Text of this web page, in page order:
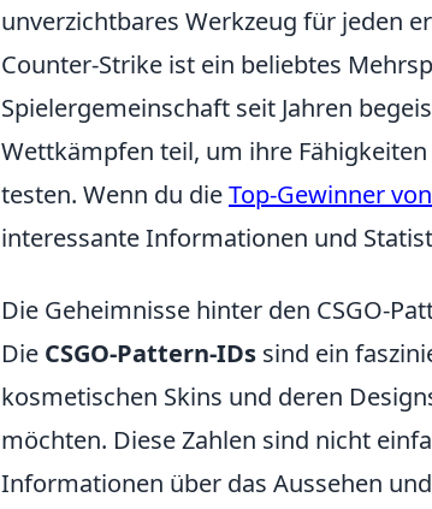
unverzichtbares Werkzeug für jeden
Counter-Strike ist ein beliebtes
Spielergemeinschaft seit Jahren
Wettkämpfen teil, um ihre
testen. Wenn du dieTop-Gewinner
interessante Informationen und
Die Geheimnisse hinter den CSGO-
Die CSGO-Pattern-IDs sind ein
kosmetischen Skins und deren
möchten. Diese Zahlen sind nicht
Informationen über das Aussehen